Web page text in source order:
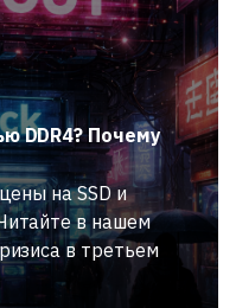
DDR4? Почему
на SSD и
в нашем
в третьем